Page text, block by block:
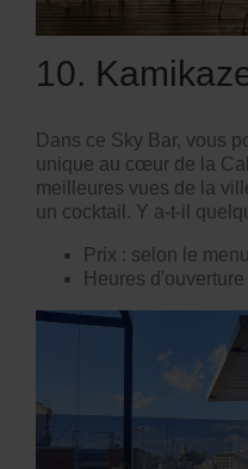
10.
Dans ce Sky Bar, vous
unique au cœur de la
meilleures vues de la
un cocktail. Y a-t-il
Prix : selon le menu
Heures